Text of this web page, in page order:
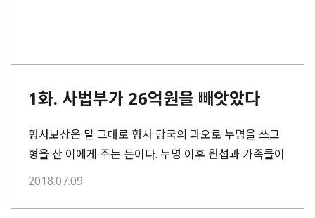
1화. 사법부가 26억원을 빼앗았다
형사보상은 말 그대로 형사 당국의 과오로 누명을 쓰고
형을 산 이에게 주는 돈이다. 누명 이후 원섭과 가족들이
겪은 경제적, 정신적 피해 보상은 포함되지 않았다.
과거에 대해 돈으로라도 위로하고 싶었다.
2018.07.09